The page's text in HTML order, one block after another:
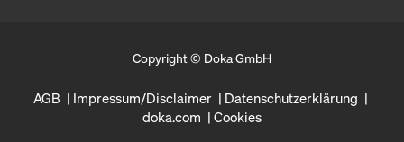
Copyright © Doka GmbH
AGB Impressum/Disclaimer
Datenschutzerklärung
doka.com
Cookies